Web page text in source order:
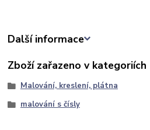
Další informace
Zboží zařazeno v kategoriích
Malování, kreslení, plátna
malování s čísly